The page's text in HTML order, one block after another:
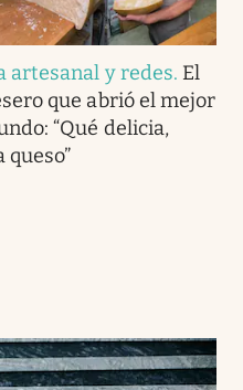
artesanal y redes. El
que abrió el mejor
“Qué delicia,